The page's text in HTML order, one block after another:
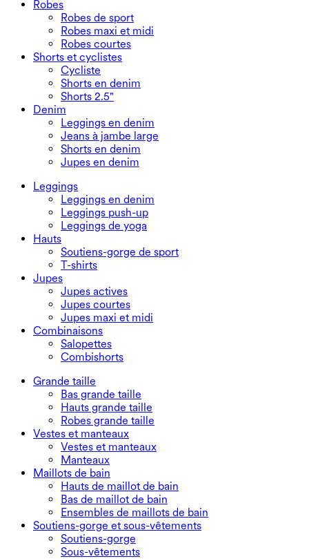
Robes
Robes de sport
Robes maxi et midi
Robes courtes
Shorts et cyclistes
Cycliste
Shorts en denim
Shorts 2.5"
Denim
Leggings en denim
Jeans à jambe large
Shorts en denim
Jupes en denim
Leggings
Leggings en denim
Leggings push-up
Leggings de yoga
Hauts
Soutiens-gorge de sport
T-shirts
Jupes
Jupes actives
Jupes courtes
Jupes maxi et midi
Combinaisons
Salopettes
Combishorts
Grande taille
Bas grande taille
Hauts grande taille
Robes grande taille
Vestes et manteaux
Vestes et manteaux
Manteaux
Maillots de bain
Hauts de maillot de bain
Bas de maillot de bain
Ensembles de maillots de bain
Soutiens-gorge et sous-vêtements
Soutiens-gorge
Sous-vêtements